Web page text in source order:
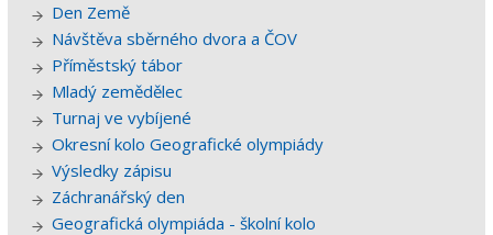
Den Země
Návštěva sběrného dvora a ČOV
Příměstský tábor
Mladý zemědělec
Turnaj ve vybíjené
Okresní kolo Geografické olympiády
Výsledky zápisu
Záchranářský den
Geografická olympiáda - školní kolo